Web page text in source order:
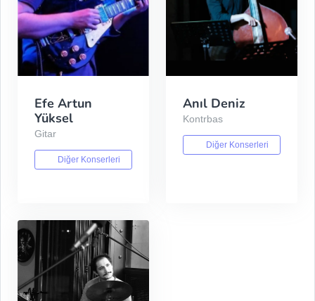
Efe Artun
Yüksel
Gitar
Diğer Konserleri
Anıl Deniz
Kontrbas
Diğer Konserleri